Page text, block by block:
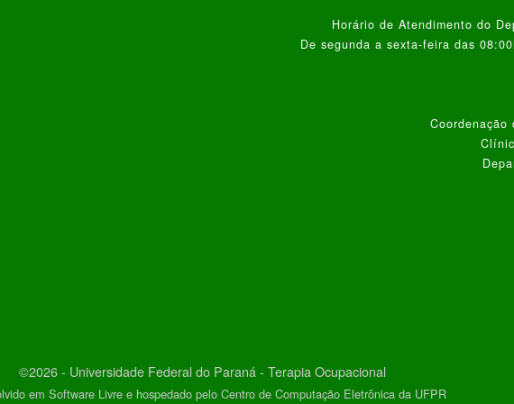
Horário de Atendimento do
De segunda a sexta-feira das
Coordenação
©2026 - Universidade Federal do Paraná - Terapia Ocupacional
em Software Livre e hospedado pelo Centro de Computação Eletrônica da UFPR